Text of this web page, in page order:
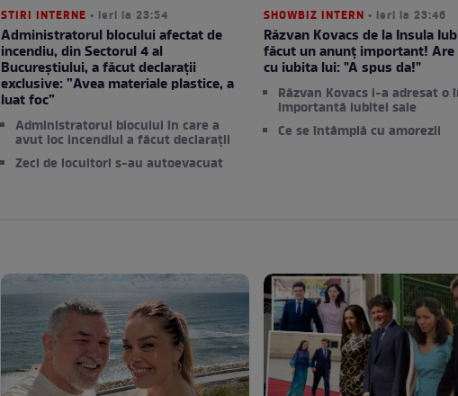
STIRI INTERNE • ieri la 23:54
Administratorul blocului afectat de
incendiu, din Sectorul 4 al
Bucureștiului, a făcut declarații
exclusive: ”Avea materiale plastice, a
luat foc”
Administratorul blocului în care a
avut loc incendiul a făcut declarații
Zeci de locuitori s-au autoevacuat
SHOWBIZ INTERN • ieri la 23:46
Răzvan Kovacs de la Insula
făcut un anunț important! Are
cu iubita lui: "A spus da!"
Răzvan Kovacs i-a adresat o
importantă iubitei sale
Ce se întâmplă cu amorezii